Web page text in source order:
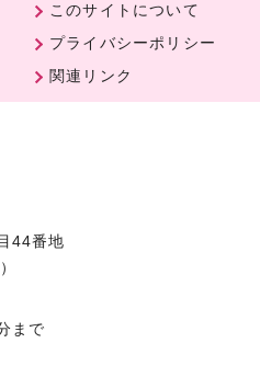
このサイトについて
プライバシーポリシー
関連リンク
44番地
まで